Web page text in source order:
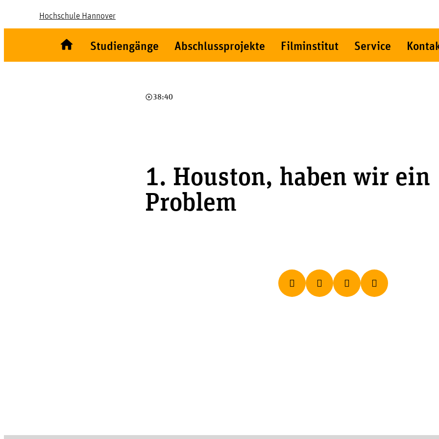
Hochschule Hannover
Studiengänge Abschlussprojekte Filminstitut Service
play_circle_outline38:40
1. Houston, haben wir ein
Problem